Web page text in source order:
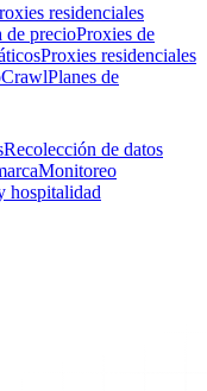
residenciales
de precioProxies de
Proxies residenciales
CrawlPlanes de
Recolección de datos
Monitoreo
hospitalidad